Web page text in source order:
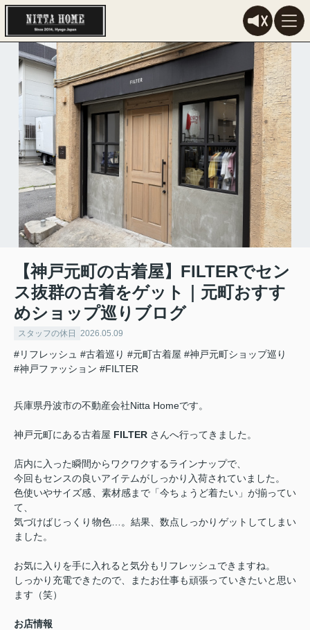
【神戸元町の古着屋】FILTERでセン
ス抜群の古着をゲット｜元町おすす
めショップ巡りブログ
スタッフの休日 2026.05.09
#リフレッシュ #古着巡り #元町古着屋 #神戸元町ショップ巡り
#神戸ファッション #FILTER
兵庫県丹波市の不動産会社Nitta Homeです。
神戸元町にある古着屋 FILTER さんへ行ってきました。
店内に入った瞬間からワクワクするラインナップで、
今回もセンスの良いアイテムがしっかり入荷されていました。
色使いやサイズ感、素材感まで「今ちょうど着たい」が揃ってい
て、
気づけばじっくり物色…。結果、数点しっかりゲットしてしまい
ました。
お気に入りを手に入れると気分もリフレッシュできますね。
しっかり充電できたので、またお仕事も頑張っていきたいと思い
ます（笑）
お店情報